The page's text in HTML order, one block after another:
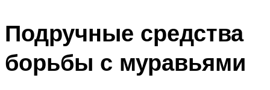
Подручные средства
борьбы с муравьями